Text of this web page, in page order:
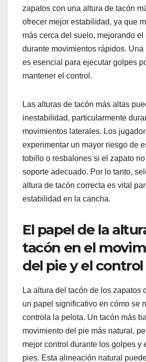
zapatos con una altura de tacón
ofrecer mejor estabilidad, ya que
más cerca del suelo, mejorando
durante movimientos rápidos. Una
es esencial para ejecutar golpes
mantener el control.
Las alturas de tacón más altas
inestabilidad, particularmente
movimientos laterales. Los
experimentar un mayor riesgo de
tobillo o resbalones si el zapato
soporte adecuado. Por lo tanto,
altura de tacón correcta es vital
estabilidad en la cancha.
El papel de la
tacón en el
del pie y el control
La altura del tacón de los zapatos
un papel significativo en cómo se
controla la pelota. Un tacón más
movimiento del pie más natural,
mejor control durante los golpes y
pies. Esta alineación natural